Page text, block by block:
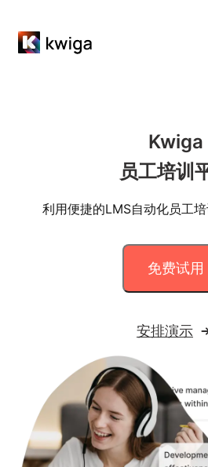
Kwiga
员工培训
利用便捷的LMS自动化员工培
免费试用
安排演示